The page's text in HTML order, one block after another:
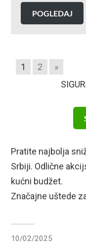
POGLEDAJ
1 2
»
Pratite najbolja
Srbiji. Odlične
kućni budžet.
Značajne uštede
10/02/2025